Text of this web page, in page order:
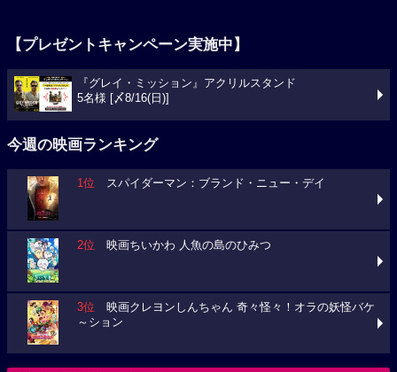
【プレゼントキャンペーン実施中】
『グレイ・ミッション』アクリルスタンド
5名様 [〆8/16(日)]
今週の映画ランキング
1位 スパイダーマン：ブランド・ニュー・デイ
2位 映画ちいかわ 人魚の島のひみつ
3位 映画クレヨンしんちゃん 奇々怪々！オラの妖怪バケ
～ション